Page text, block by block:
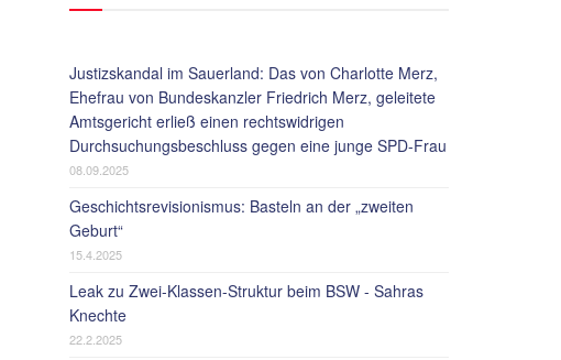
Justizskandal im Sauerland: Das von Charlotte Merz,
Ehefrau von Bundeskanzler Friedrich Merz, geleitete
Amtsgericht erließ einen rechtswidrigen
Durchsuchungsbeschluss gegen eine junge SPD-Frau
08.09.2025
Geschichtsrevisionismus: Basteln an der „zweiten
Geburt“
15.4.2025
Leak zu Zwei-Klassen-Struktur beim BSW - Sahras
Knechte
22.2.2025